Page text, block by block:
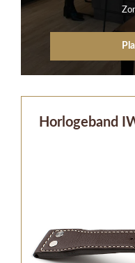
Horlogeband